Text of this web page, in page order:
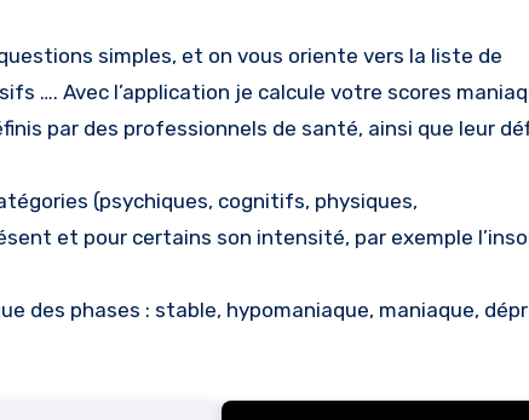
simples, et on vous oriente vers la liste de
…. Avec l’application je calcule votre scores
par des professionnels de santé, ainsi que leur
(psychiques, cognitifs, physiques,
et pour certains son intensité, par exemple
des phases : stable, hypomaniaque, maniaque,